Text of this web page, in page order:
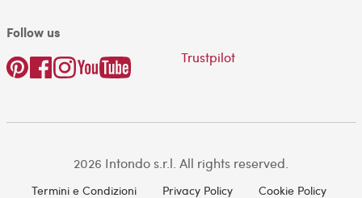
Follow us
Trustpilot
2026 Intondo s.r.l. All rights reserved.
Termini e Condizioni Privacy Policy Cookie Policy